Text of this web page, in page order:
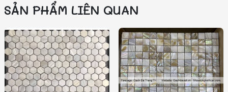
SẢN PHẨM LIÊN QUAN